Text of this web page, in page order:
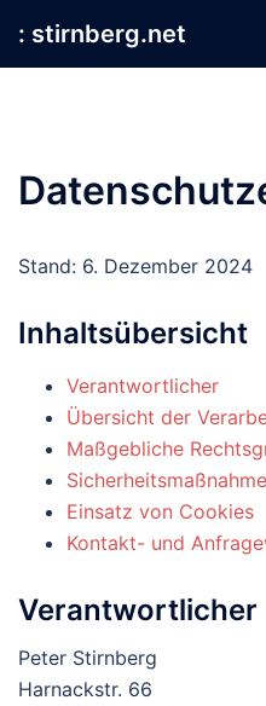
Inhalt
: stirnberg.net
Stand: 6. Dezember 2024
Inhaltsübersicht
Verantwortlicher
Übersicht der
Maßgebliche
Einsatz von Cookies
Kontakt- und
Verantwortlicher
Peter Stirnberg
Harnackstr. 66